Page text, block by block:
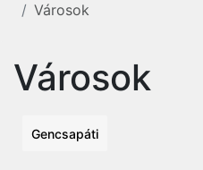
Városok
Városok
Gencsapáti